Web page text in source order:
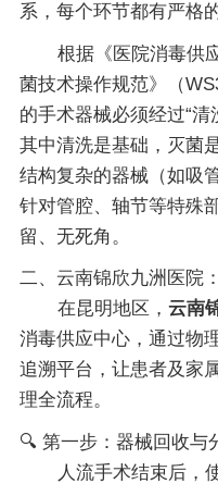
系，每个环节都有严格
根据《医院消毒供
菌技术操作规范》（
的手术器械必须经过“清
其中清洗是基础，灭菌
结构复杂的器械（如吸
针对管腔、轴节等特殊
留、无死角。
二、云南锦欣九洲医院
在昆明地区， 云南
消毒供应中心，通过物
追溯平台，让患者及家
理全流程。
🔍 第一步：器械回收
人流手术结束后，